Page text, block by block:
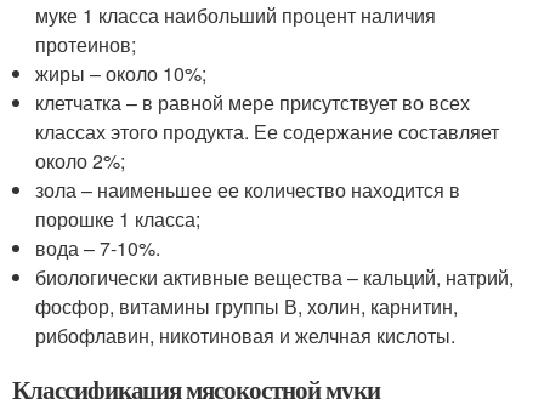
муке 1 класса наибольший процент наличия
протеинов;
жиры – около 10%;
клетчатка – в равной мере присутствует во всех
классах этого продукта. Ее содержание составляет
около 2%;
зола – наименьшее ее количество находится в
порошке 1 класса;
вода – 7-10%.
биологически активные вещества – кальций, натрий,
фосфор, витамины группы В, холин, карнитин,
рибофлавин, никотиновая и желчная кислоты.
Классификация мясокостной муки